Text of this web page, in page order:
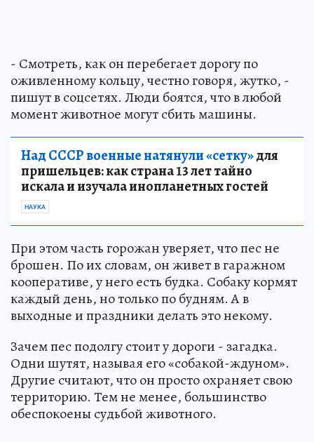
- Смотреть, как он перебегает дорогу по
оживленному кольцу, честно говоря, жутко, -
пишут в соцсетях. Люди боятся, что в любой
момент животное могут сбить машины.
Над СССР военные натянули «сетку»для
пришельцев: как страна 13 лет тайно
искала и изучала инопланетных гостей
НАУКА
При этом часть горожан уверяет, что пес не
брошен. По их словам, он живет в гаражном
кооперативе, у него есть будка. Собаку кормят
каждый день, но только по будням. А в
выходные и праздники делать это некому.
Зачем пес подолгу стоит у дороги - загадка.
Одни шутят, называя его «собакой-ждуном».
Другие считают, что он просто охраняет свою
территорию. Тем не менее, большинство
обеспокоены судьбой животного.